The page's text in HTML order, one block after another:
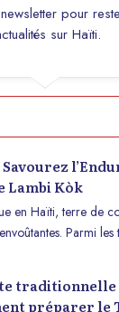
et une résilience
ensemble les
pour
sur Haïti.
Lambi Kòk
en Haïti, terre de
Parmi
des bienfaits pour
traditionnelle
préparer le